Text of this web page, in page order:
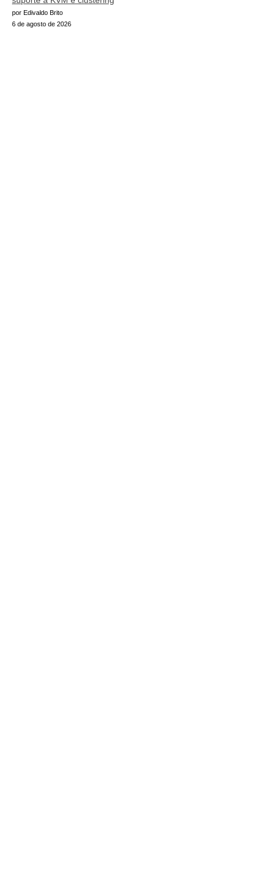
por Edivaldo Brito
6 de agosto de 2026